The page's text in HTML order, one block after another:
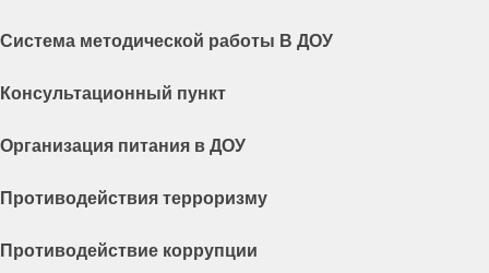
Система методической работы В ДОУ
Консультационный пункт
Организация питания в ДОУ
Противодействия терроризму
Противодействие коррупции